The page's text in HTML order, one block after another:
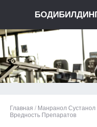
Главная / Манранол
Вредность Препаратов